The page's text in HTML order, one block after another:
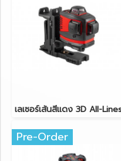
Pre-Order